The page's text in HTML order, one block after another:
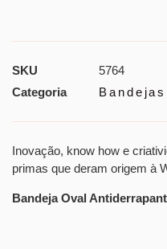
SKU
5764
Categoria
Bandejas
Inovação, know how e
primas que deram origem à
Bandeja Oval